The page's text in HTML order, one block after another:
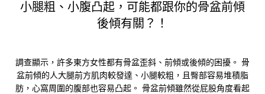
小腿粗、小腹凸起，可能都跟你的骨盆前傾
後傾有關？！
調查顯示，許多東方女性都有骨盆歪斜、前傾或後傾的困擾。 骨
盆前傾的人大腿前方肌肉較發達、小腿較粗，且臀部容易堆積脂
肪，心窩周圍的腹部也容易凸起。 骨盆前傾雖然從屁股角度看起